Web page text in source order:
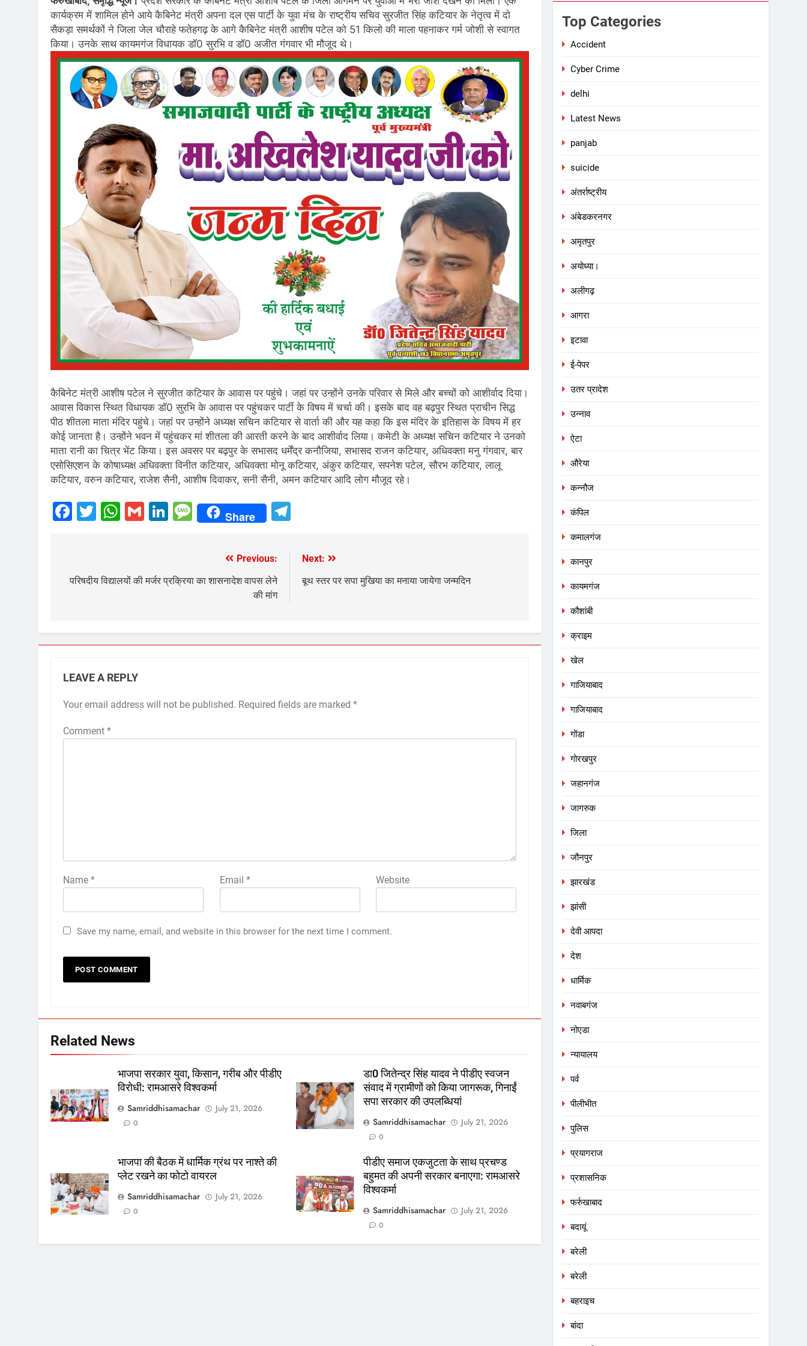
कार्यक्रम में शामिल होने आये कैबिनेट मंत्री अपना दल एस पार्टी के युवा मंच के राष्ट्रीय सचिव सुरजीत सिंह कटियार के नेतृत्व में दो
सैकड़ा समर्थकों ने जिला जेल चौराहे फतेहगढ़ के आगे कैबिनेट मंत्री आशीष पटेल को 51 किलो की माला पहनाकर गर्म जोशी से स्वागत
किया। उनके साथ कायमगंज विधायक डॉ0 सुरभि व डॉ0 अजीत गंगवार भी मौजूद थे।
कैबिनेट मंत्री आशीष पटेल ने सुरजीत कटियार के आवास पर पहुंचे। जहां पर उन्होंने उनके परिवार से मिले और बच्चों को आशीर्वाद दिया।
आवास विकास स्थित विधायक डॉ0 सुरभि के आवास पर पहुंचकर पार्टी के विषय में चर्चा की। इसके बाद वह बढ़पुर स्थित प्राचीन सिद्ध
पीठ शीतला माता मंदिर पहुंचे। जहां पर उन्होंने अध्यक्ष सचिन कटियार से वार्ता की और यह कहा कि इस मंदिर के इतिहास के विषय में हर
कोई जानता है। उन्होंने भवन में पहुंचकर मां शीतला की आरती करने के बाद आशीर्वाद लिया। कमेटी के अध्यक्ष सचिन कटियार ने उनको
माता रानी का चित्र भेंट किया। इस अवसर पर बढ़पुर के सभासद धर्मेंद्र कनौजिया, सभासद राजन कटियार, अधिवक्ता मनु गंगवार, बार
एसोसिएशन के कोषाध्यक्ष अधिवक्ता विनीत कटियार, अधिवक्ता मोनू कटियार, अंकुर कटियार, सपनेश पटेल, सौरभ कटियार, लालू
कटियार, वरुन कटियार, राजेश सैनी, आशीष दिवाकर, सनी सैनी, अमन कटियार आदि लोग मौजूद रहे।
Facebook
Twitter
WhatsApp
GmailLinkedIn
Message
Share
navigation
Previous:
परिषदीय विद्यालयों की मर्जर प्रक्रिया का शासनादेश वापस लेने
की मांग
Next:
बूथ स्तर पर सपा मुखिया का मनाया जायेगा जन्मदिन
LEAVE A REPLY
Your email address will not be published. Required fields are marked *
Comment *
Name * Email * Website
Save my name, email, and website in this browser for the next time I comment.
Related News
भाजपा सरकार युवा, किसान, गरीब और पीडीए
विरोधी: रामआसरे विश्वकर्मा
Samriddhisamachar
July 21, 2026
0
डा0 जितेन्द्र सिंह यादव ने पीडीए स्वजन
संवाद में ग्रामीणों को किया जागरूक, गिनाईं
सपा सरकार की उपलब्धियां
Samriddhisamachar
July 21, 2026
0
भाजपा की बैठक में धार्मिक ग्रंथ पर नाश्ते की
प्लेट रखने का फोटो वायरल
Samriddhisamachar
July 21, 2026
0
पीडीए समाज एकजुटता के साथ प्रचण्ड
बहुमत की अपनी सरकार बनाएगा: रामआसरे
विश्वकर्मा
Samriddhisamachar
July 21, 2026
0
Top Categories
Accident
Cyber Crime
delhi
Latest News
panjab
suicide
अंतर्राष्ट्रीय
अंबेडकरनगर
अमृतपुर
अयोध्या।
अलीगढ़
आगरा
इटावा
ई-पेपर
उतर प्रादेश
उन्नाव
ऐटा
औरेया
कन्नौज
कंपिल
कमालगंज
कानपुर
कायमगंज
कौशांबी
क्राइम
खेल
गाजियाबाद
गाजियाबाद
गोंडा
गोरखपुर
जहानगंज
जागरुक
जिला
जौनपुर
झारखंड
झांसी
देवी आपदा
देश
धार्मिक
नवाबगंज
नोएडा
न्यायालय
पर्व
पीलीभीत
पुलिस
प्रयागराज
प्रशासनिक
फर्रुखाबाद
बदायूं
बरेली
बरेली
बहराइच
बांदा